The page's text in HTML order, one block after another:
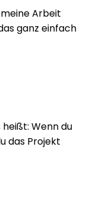
Arbeit
ganz einfach
heißt: Wenn du
das Projekt